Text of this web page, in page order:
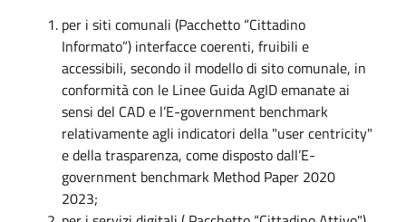
per i siti comunali (Pacchetto “Cittadino
Informato”) interfacce coerenti, fruibili e
accessibili, secondo il modello di sito comunale, in
conformità con le Linee Guida AgID emanate ai
sensi del CAD e l’E-government benchmark
relativamente agli indicatori della "user centricity"
e della trasparenza, come disposto dall’E-
government benchmark Method Paper 2020
2023;